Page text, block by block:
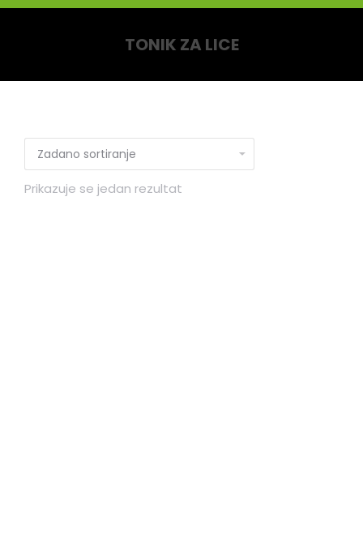
TONIK ZA LICE
Prikazuje se jedan rezultat